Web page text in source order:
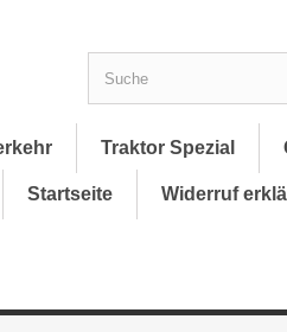
Traktor Spezial
Startseite Widerruf